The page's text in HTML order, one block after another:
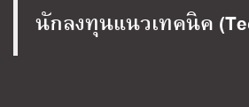
นักลงทุนแนวเทคนิค